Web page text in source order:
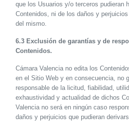
que los Usuarios y/o terceros pudieran
Contenidos, ni de los daños y
del mismo.
6.3 Exclusión de garantías y de
Contenidos.
Cámara Valencia no edita los
en el Sitio Web y en consecuencia, no
responsable de la licitud, fiabilidad,
exhaustividad y actualidad de dichos
Valencia no será en ningún caso
daños y perjuicios que pudieran